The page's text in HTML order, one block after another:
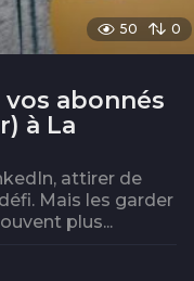
50 0
abonnés
à La
attirer de
Mais les garder
plus...